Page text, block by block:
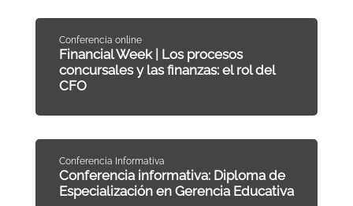
Conferencia online
Financial Week | Los procesos
concursales y las finanzas: el rol del
CFO
Conferencia Informativa
Conferencia informativa: Diploma de
Especialización en Gerencia Educativa